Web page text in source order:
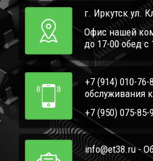
г. Иркутск ул.
Офис нашей
до 17-00 обед с
+7 (914) 010-
обслуживания
+7 (950) 075-
info@et38.ru -